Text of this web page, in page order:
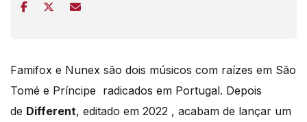
Famifox e Nunex são dois músicos com raízes em São
Tomé e Príncipe radicados em Portugal. Depois
de Different, editado em 2022 , acabam de lançar um